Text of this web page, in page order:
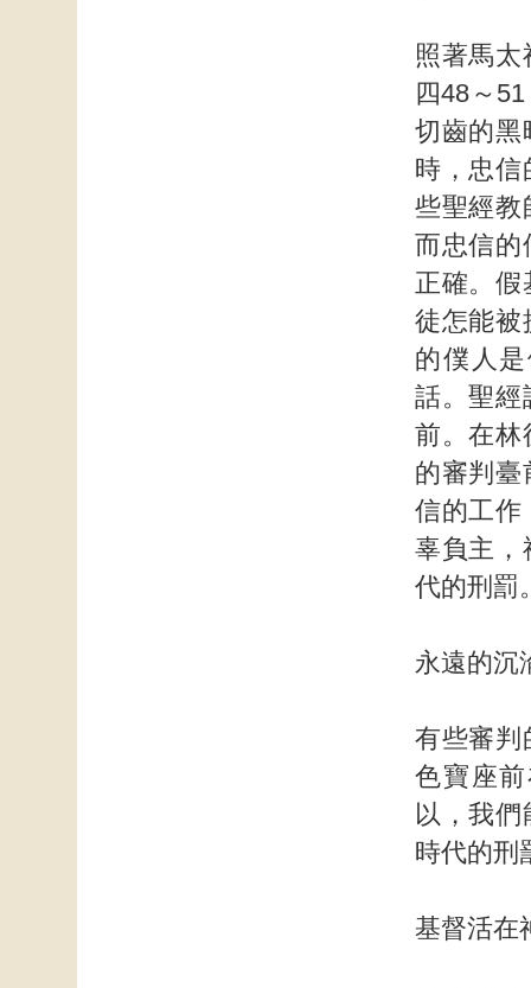
照著馬
四48～
切齒的黑
時，忠信
些聖經教
而忠信的
正確。假
徒怎能被
的僕人
話。聖經
前。在林
的審判臺
信的工作
辜負主，
代的刑罰
永遠的沉
有些審判
色寶座
以，我
時代的刑
基督活在